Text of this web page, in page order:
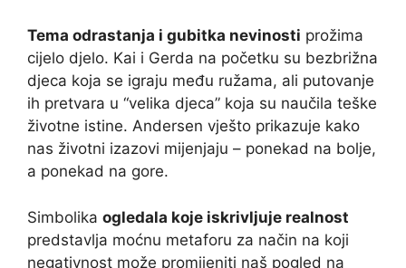
Tema odrastanja i gubitka nevinosti prožima
cijelo djelo. Kai i Gerda na početku su bezbrižna
djeca koja se igraju među ružama, ali putovanje
ih pretvara u “velika djeca” koja su naučila teške
životne istine. Andersen vješto prikazuje kako
nas životni izazovi mijenjaju – ponekad na bolje,
a ponekad na gore.
Simbolika ogledala koje iskrivljuje realnost
predstavlja moćnu metaforu za način na koji
negativnost može promijeniti naš pogled na